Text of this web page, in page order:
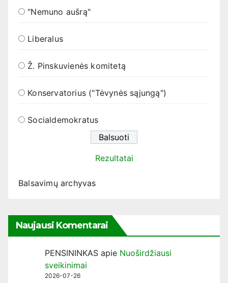
"Nemuno aušrą"
Liberalus
Ž. Pinskuvienės komitetą
Konservatorius ("Tėvynės sąjungą")
Socialdemokratus
Rezultatai
Balsavimų archyvas
Naujausi Komentarai
PENSININKAS apie Nuoširdžiausi
sveikinimai
2026-07-26